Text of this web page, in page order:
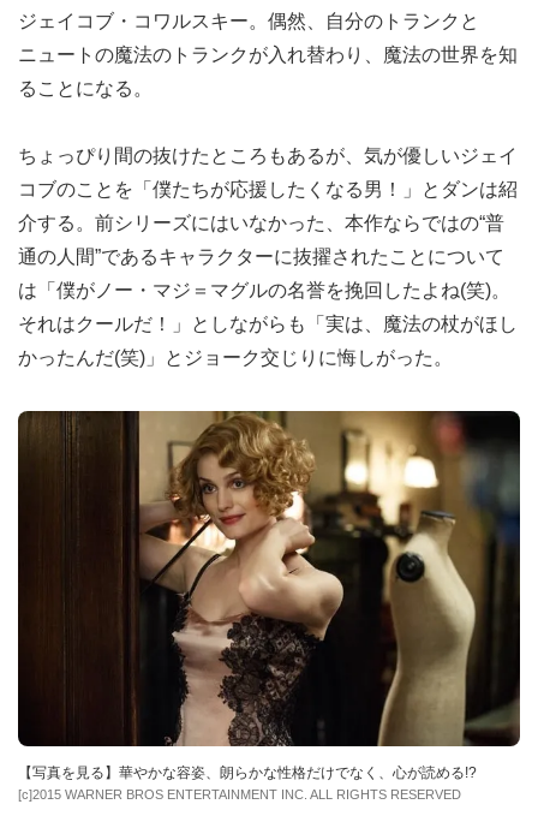
ジェイコブ・コワルスキー。偶然、自分のトランクと
ニュートの魔法のトランクが入れ替わり、魔法の世界を知
ることになる。
ちょっぴり間の抜けたところもあるが、気が優しいジェイ
コブのことを「僕たちが応援したくなる男！」とダンは紹
介する。前シリーズにはいなかった、本作ならではの“普
通の人間”であるキャラクターに抜擢されたことについて
は「僕がノー・マジ＝マグルの名誉を挽回したよね(笑)。
それはクールだ！」としながらも「実は、魔法の杖がほし
かったんだ(笑)」とジョーク交じりに悔しがった。
【写真を見る】華やかな容姿、朗らかな性格だけでなく、心が読める!?
[c]2015 WARNER BROS ENTERTAINMENT INC. ALL RIGHTS RESERVED